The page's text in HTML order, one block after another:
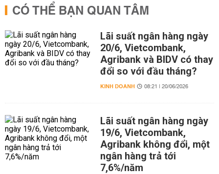
CÓ THỂ BẠN QUAN TÂM
Lãi suất ngân hàng ngày
20/6, Vietcombank,
Agribank và BIDV có thay
đổi so với đầu tháng?
KINH DOANH 08:21 | 20/06/2026
Lãi suất ngân hàng ngày
19/6, Vietcombank,
Agribank không đổi, một
ngân hàng trả tới
7,6%/năm